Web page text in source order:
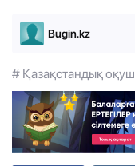
Bugin.kz
# Қазақстандық